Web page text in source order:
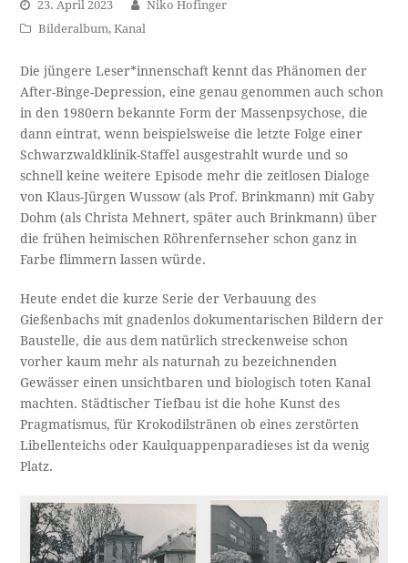
23. April 2023
Niko Hofinger
Bilderalbum,Kanal
Die jüngere Leser*innenschaft kennt das Phänomen der
After-Binge-Depression, eine genau genommen auch schon
in den 1980ern bekannte Form der Massenpsychose, die
dann eintrat, wenn beispielsweise die letzte Folge einer
Schwarzwaldklinik-Staffel ausgestrahlt wurde und so
schnell keine weitere Episode mehr die zeitlosen Dialoge
von Klaus-Jürgen Wussow (als Prof. Brinkmann) mit Gaby
Dohm (als Christa Mehnert, später auch Brinkmann) über
die frühen heimischen Röhrenfernseher schon ganz in
Farbe flimmern lassen würde.
Heute endet die kurze Serie der Verbauung des
Gießenbachs mit gnadenlos dokumentarischen Bildern der
Baustelle, die aus dem natürlich streckenweise schon
vorher kaum mehr als naturnah zu bezeichnenden
Gewässer einen unsichtbaren und biologisch toten Kanal
machten. Städtischer Tiefbau ist die hohe Kunst des
Pragmatismus, für Krokodilstränen ob eines zerstörten
Libellenteichs oder Kaulquappenparadieses ist da wenig
Platz.